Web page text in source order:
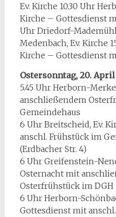
Ev. Kirche 10.30 Uhr
Kirche – Gottesdienst
Uhr Driedorf-
Medenbach, Ev. Kirche
Kirche – Gottesdienst
Ostersonntag, 20. April
5.45 Uhr Herborn-
anschließendem
Gemeindehaus
6 Uhr Breitscheid, Ev.
anschl. Frühstück im
(Erdbacher Str. 4)
6 Uhr Greifenstein-
Osternacht mit
Osterfrühstück im DGH
6 Uhr Herborn-
Gottesdienst mit